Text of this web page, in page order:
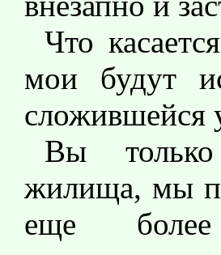
Что
мои будут
сложившейся
Вы только
жилища, мы
еще